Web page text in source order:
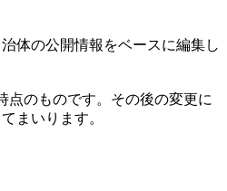
体の公開情報をベースに編集し
点のものです。その後の変更に
まいります。